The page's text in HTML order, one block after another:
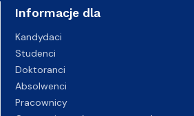
Informacje dla
Kandydaci
Studenci
Doktoranci
Absolwenci
Pracownicy